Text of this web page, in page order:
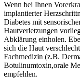
Wenn bei Ihnen
implantierter
Diabetes mit
Hautverletzungen
Abklärung einholen.
sich die Haut
Fachmedizin (z.B.
Botulinumtoxin,orale
empfehlen.